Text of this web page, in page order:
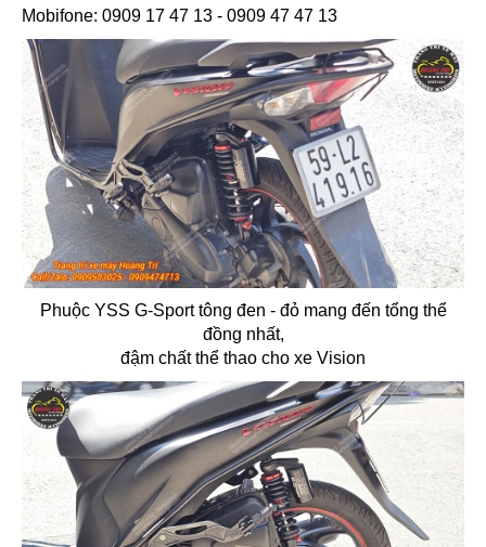
Mobifone: 0909 17 47 13 - 0909 47 47 13
Phuộc YSS G-Sport tông đen - đỏ mang đến tổng thể
đồng nhất,
đậm chất thể thao cho xe Vision